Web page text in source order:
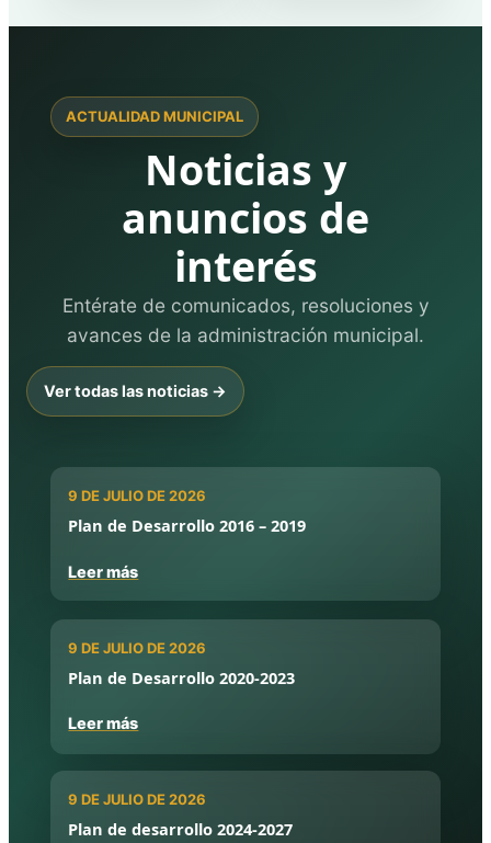
ACTUALIDAD MUNICIPAL
Noticias y
anuncios de
interés
Entérate de comunicados, resoluciones y
avances de la administración municipal.
Ver todas las noticias →
9 DE JULIO DE 2026
Plan de Desarrollo 2016 – 2019
Leer más
9 DE JULIO DE 2026
Plan de Desarrollo 2020-2023
Leer más
9 DE JULIO DE 2026
Plan de desarrollo 2024-2027